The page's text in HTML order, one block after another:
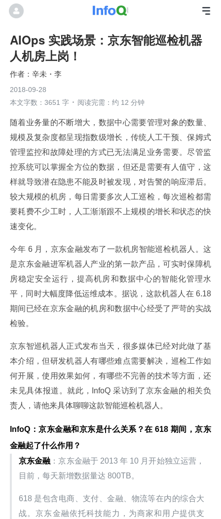
AIOps 实践场景：京东智能巡检机器
人机房上岗！
辛未・李
2018-09-28
本文字数：3651 字
阅读完需：约 12 分钟
随着业务量的不断增大，数据中心需要管理对象的数量、
规模及复杂度都呈现指数级增长，传统人工干预、保姆式
管理监控和故障处理的方式已无法满足业务需要。尽管监
控系统可以掌握全方位的数据，但还是需要有人值守，这
样就导致潜在隐患不能及时被发现，对告警的响应滞后。
较大规模的机房，每日需要多次人工巡检，每次巡检都需
要耗费不少工时，人工渐渐跟不上规模的增长和状态的快
速变化。
今年 6 月，京东金融发布了一款机房智能巡检机器人。这
是京东金融进军机器人产业的第一款产品，可实时保障机
房稳定安全运行，提高机房和数据中心的智能化管理水
平，同时大幅度降低运维成本。据说，这款机器人在 6.18
期间已经在京东金融的机房和数据中心经受了严苛的实战
检验。
京东智巡机器人正式发布当天，很多媒体已经对此做了基
本介绍，但研发机器人有哪些难点需要解决，巡检工作如
何开展，使用效果如何，有哪些不完善的技术等方面，还
未见具体报道。就此，InfoQ 采访到了京东金融的相关负
责人，请他来具体聊聊这款智能巡检机器人。
InfoQ：京东金融和京东是什么关系？在 618 期间，京东
金融起了什么作用？
京东金融 ：京东金融于 2013 年 10 月开始独立运营，
目前，每天新增数据量达 800TB。
618 是包含电商、支付、金融、物流等在内的综合大
战。京东金融依托科技能力，为商家和用户提供支